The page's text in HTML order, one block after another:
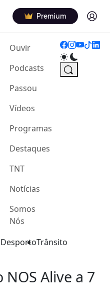
Premium Log in
Ouvir(current)
Podcasts
Passou
Vídeos
Programas
Destaques
TNT
Notícias
Somos
Nós
DesportoTrânsito
Alive a 7